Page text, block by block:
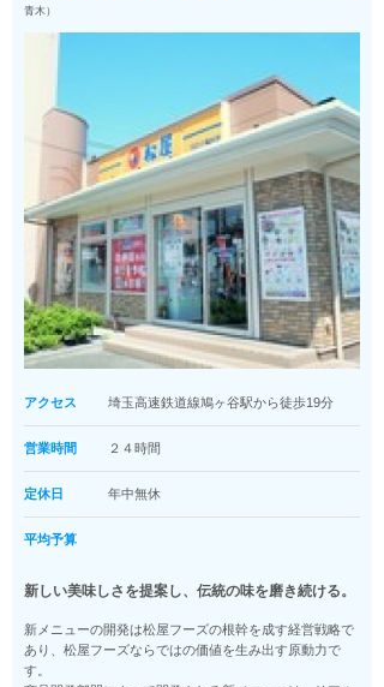
青木）
アクセス 埼玉高速鉄道線鳩ヶ谷駅から徒歩19分
営業時間 ２４時間
定休日 年中無休
平均予算
新しい美味しさを提案し、伝統の味を磨き続ける。
新メニューの開発は松屋フーズの根幹を成す経営戦略で
あり、松屋フーズならではの価値を生み出す原動力で
す。